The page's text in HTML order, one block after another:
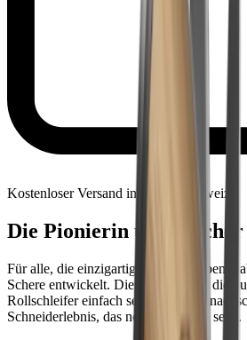
Kostenloser Versand innerhalb Schweiz
Die Pionierin unendlicher
Für alle, die einzigartige Schärfe lieben,
Schere entwickelt. Die erste Schere, die
Rollschleifer einfach selbst zuhause
Schneiderlebnis, das neue Maßstäbe setzt.